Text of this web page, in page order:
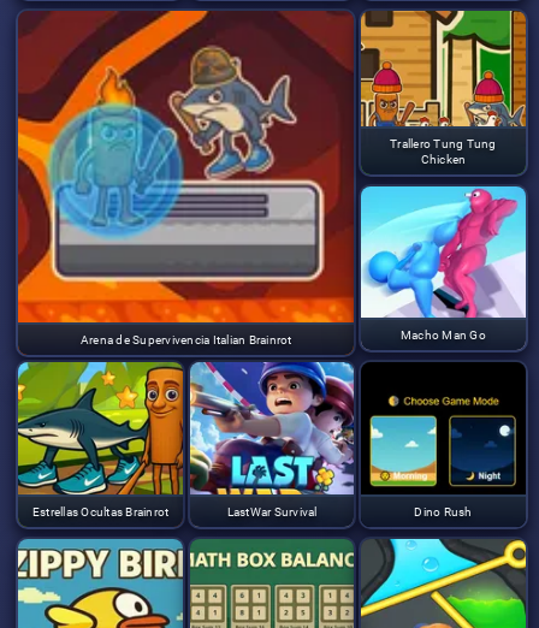
Arena de Supervivencia Italian Brainrot
Trallero Tung Tung
Chicken
Macho Man Go
Estrellas Ocultas Brainrot LastWar Survival Dino Rush